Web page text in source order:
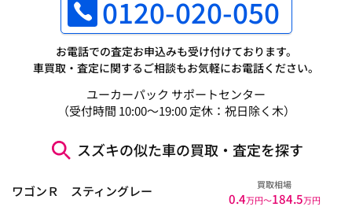
0120-020-050
お電話での査定お申込みも受け付けております。
車買取・査定に関するご相談もお気軽にお電話ください。
ユーカーパック サポートセンター
（受付時間 10:00～19:00 定休：祝日除く木）
スズキの似た車の買取・査定を探す
ワゴンＲ スティングレー 買取相場
0.4万円〜184.5万円